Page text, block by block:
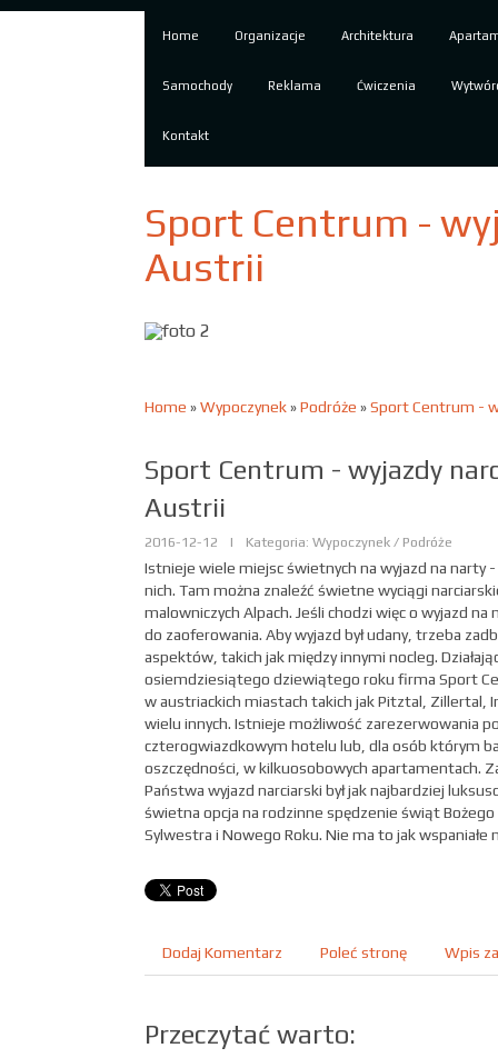
Home Organizacje Architektura
Samochody Reklama Ćwiczenia
Kontakt
Sport Centrum -
Austrii
Home »Wypoczynek»Podróże »Sport Centrum -
Sport Centrum - wyjazdy
Austrii
2016-12-12 | Kategoria: Wypoczynek / Podróże
Istnieje wiele miejsc świetnych na wyjazd na narty
nich. Tam można znaleźć świetne wyciągi
malowniczych Alpach. Jeśli chodzi więc o wyjazd
do zaoferowania. Aby wyjazd był udany, trzeba
aspektów, takich jak między innymi nocleg.
osiemdziesiątego dziewiątego roku firma Sport
w austriackich miastach takich jak Pitztal, Zillertal,
wielu innych. Istnieje możliwość zarezerwowania
czterogwiazdkowym hotelu lub, dla osób którym
oszczędności, w kilkuosobowych apartamentach.
Państwa wyjazd narciarski był jak najbardziej
świetna opcja na rodzinne spędzenie świąt
Sylwestra i Nowego Roku. Nie ma to jak wspaniałe
Dodaj Komentarz Poleć stronę Wpis
Przeczytać warto: